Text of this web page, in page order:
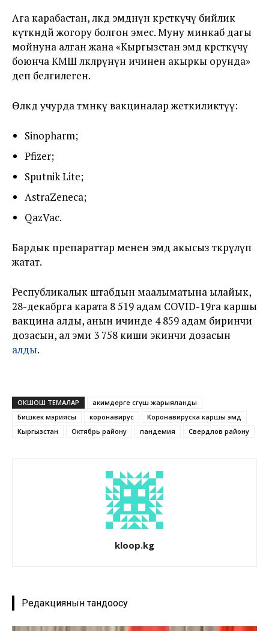
Ага карабастан, өлкөдө эмдөөнүн көрсөткүчү бийлик
күткөндөй жогору болгон эмес. Муну минкаб дагы
мойнуна алган жана «Кыргызстан эмдөө көрсөткүчү
боюнча КМШ өлкөлөрүнүн ичинен акыркы орунда»
деп белгилеген.
Өлкөдө учурда төмөнкү вакциналар жеткиликтүү:
Sinopharm;
Pfizer;
Sputnik Lite;
AstraZeneca;
QazVac.
Бардык препараттар менен эмдөө акысыз өткөрүлүп
жатат.
Республикалык штабдын маалыматына ылайык,
28-декабрга карата 8 519 адам COVID-19га каршы
вакцина алды, анын ичинде 4 859 адам биринчи
дозасын, ал эми 3 758 киши экинчи дозасын
алды.
ОКШОШ ТЕМАЛАР
акимдерге сөгүш жарыяланды
Бишкек мэриясы
коронавирус
Коронавируска каршы эмдөө
Кыргызстан
Октябрь району пандемия Свердлов району
kloop.kg
Редакциянын тандоосу